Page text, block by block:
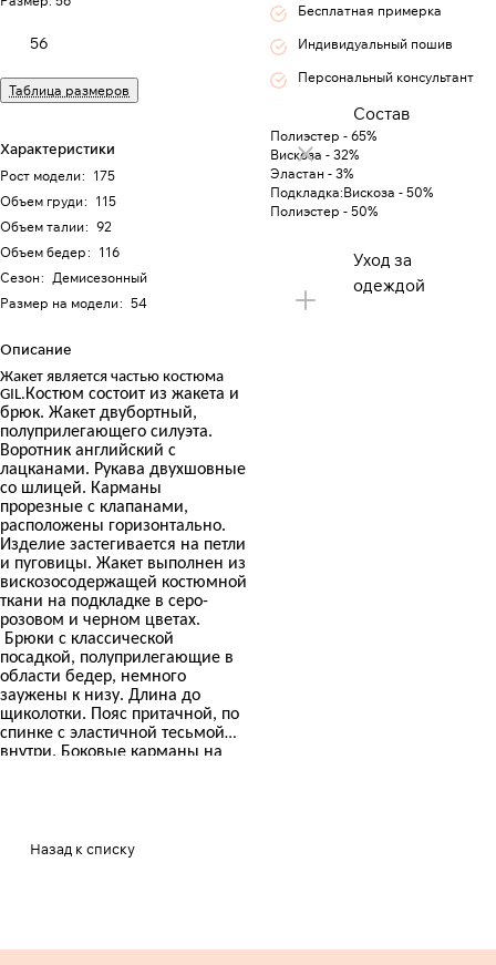
56
Таблица размеров
Характеристики
Рост модели: 175
Объем груди: 115
Объем талии: 92
Объем бедер: 116
Сезон: Демисезонный
Размер на модели: 54
Описание
Жакет является частью костюма
GIL. Костюм состоит из жакета и
брюк. Жакет двубортный,
полуприлегающего силуэта.
Воротник английский с
лацканами. Рукава двухшовные
со шлицей. Карманы
прорезные с клапанами,
расположены горизонтально.
Изделие застегивается на петли
и пуговицы. Жакет выполнен из
вискозосодержащей костюмной
ткани на подкладке в серо-
розовом и черном цветах.
Брюки с классической
посадкой, полуприлегающие в
области бедер, немного
заужены к низу. Длина до
щиколотки. Пояс притачной, по
спинке с эластичной тесьмой
внутри. Боковые карманы на
вискозосодержащей ткани в
Бесплатная примерка
Индивидуальный пошив
Персональный консультант
Состав
Полиэстер - 65%
Вискоза - 32%
Эластан - 3%
Подкладка:Вискоза - 50%
Полиэстер - 50%
Уход за
одеждой
Назад к списку